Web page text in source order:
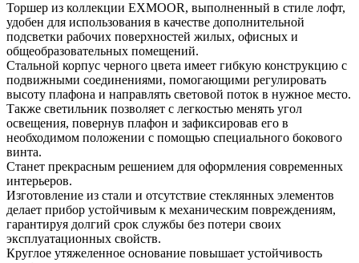
Торшер из коллекции EXMOOR, выполненный в стиле лофт,
удобен для использования в качестве дополнительной
подсветки рабочих поверхностей жилых, офисных и
общеобразовательных помещений.
Стальной корпус черного цвета имеет гибкую конструкцию с
подвижными соединениями, помогающими регулировать
высоту плафона и направлять световой поток в нужное место.
Также светильник позволяет с легкостью менять угол
освещения, повернув плафон и зафиксировав его в
необходимом положении с помощью специального бокового
винта.
Станет прекрасным решением для оформления современных
интерьеров.
Изготовление из стали и отсутствие стеклянных элементов
делает прибор устойчивым к механическим повреждениям,
гарантируя долгий срок службы без потери своих
эксплуатационных свойств.
Круглое утяжеленное основание повышает устойчивость